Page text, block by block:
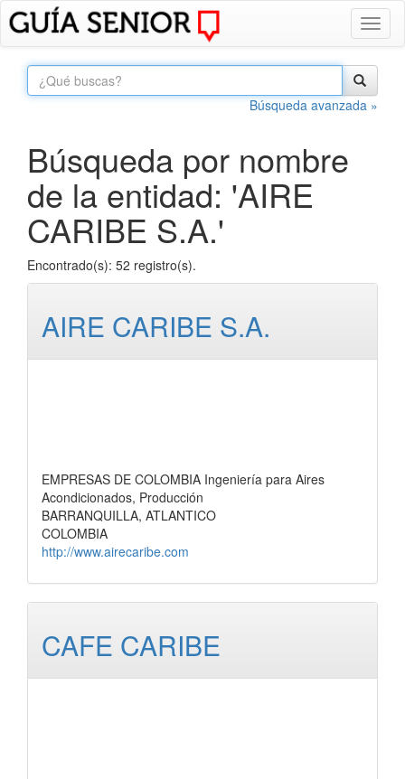
Búsqueda avanzada »
Búsqueda por nombre
de la entidad: 'AIRE
CARIBE S.A.'
Encontrado(s): 52 registro(s).
AIRE CARIBE S.A.
EMPRESAS DE COLOMBIA Ingeniería para Aires
Acondicionados, Producción
BARRANQUILLA, ATLANTICO
COLOMBIA
http://www.airecaribe.com
CAFE CARIBE